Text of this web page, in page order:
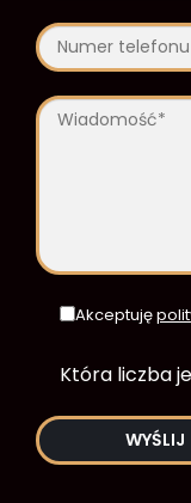
Akceptuję
Która liczba